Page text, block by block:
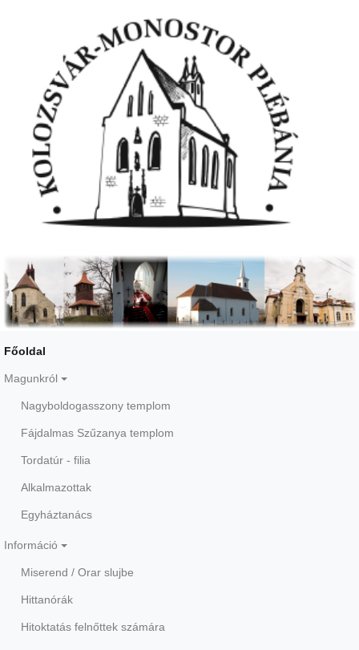
Főoldal
Magunkról
Nagyboldogasszony templom
Fájdalmas Szűzanya templom
Tordatúr - filia
Alkalmazottak
Egyháztanács
Információ
Miserend / Orar slujbe
Hittanórák
Hitoktatás felnőttek számára